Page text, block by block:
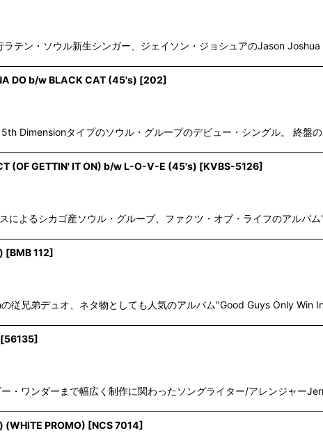
ラテン・ソウル新生シンガー、ジェイソン・ジョシュアのJason
DO b/w BLACK CAT (45's) [202]
Dimensionタイプのソウル・グループのデビュー・シングル。 終盤
(OF GETTIN' IT ON) b/w L-O-V-E (45's) [KVBS-5126]
によるシカゴ産ソウル・グループ、ファクツ・オブ・ライフのアルバ
[BMB 112]
従兄弟デュオ、ネタ物としても人気のアルバム"Good Guys Only Win
[56135]
・ワンダーまで幅広く制作に関わったソングライター/アレンジャー
(WHITE PROMO) [NCS 7014]